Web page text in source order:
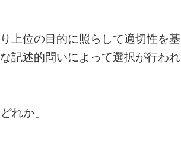
上位の目的に照らして適切性を基
記述的問いによって選択が行われ
れか」